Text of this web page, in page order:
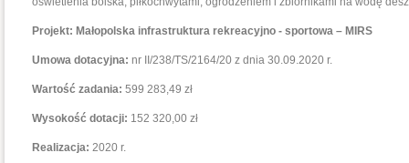
Projekt: Małopolska infrastruktura rekreacyjno - sportowa – MIRS
Umowa dotacyjna: nr II/238/TS/2164/20 z dnia 30.09.2020 r.
Wartość zadania: 599 283,49 zł
Wysokość dotacji: 152 320,00 zł
Realizacja: 2020 r.